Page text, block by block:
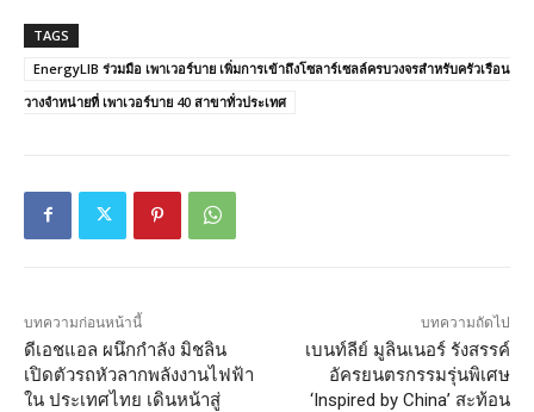
TAGS
EnergyLIB ร่วมมือ เพาเวอร์บาย เพิ่มการเข้าถึงโซลาร์เซลล์ครบวงจรสำหรับครัวเรือน
วางจำหน่ายที่ เพาเวอร์บาย 40 สาขาทั่วประเทศ
บทความก่อนหน้านี้
ดีเอชแอล ผนึกกำลัง มิชลิน
เปิดตัวรถหัวลากพลังงานไฟฟ้า
ใน ประเทศไทย เดินหน้าสู่
บทความถัดไป
เบนท์ลีย์ มูลินเนอร์ รังสรรค์
อัครยนตรกรรมรุ่นพิเศษ
‘Inspired by China’ สะท้อน